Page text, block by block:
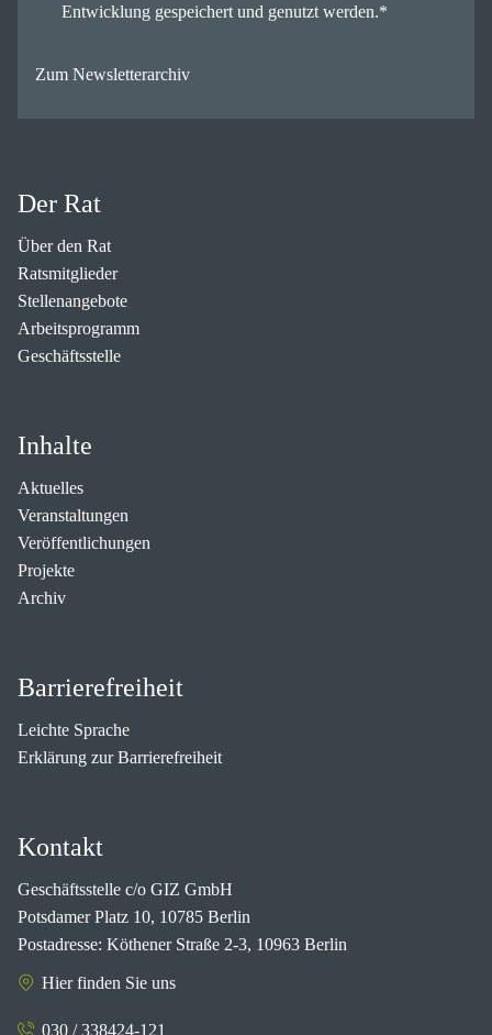
Entwicklung gespeichert und genutzt werden.*
Zum Newsletterarchiv
Der Rat
Über den Rat
Ratsmitglieder
Stellenangebote
Arbeitsprogramm
Geschäftsstelle
Inhalte
Aktuelles
Veranstaltungen
Veröffentlichungen
Projekte
Archiv
Barrierefreiheit
Leichte Sprache
Erklärung zur Barrierefreiheit
Kontakt
Geschäftsstelle c/o GIZ GmbH
Potsdamer Platz 10, 10785 Berlin
Postadresse: Köthener Straße 2-3, 10963 Berlin
Hier finden Sie uns
030 / 338424-121